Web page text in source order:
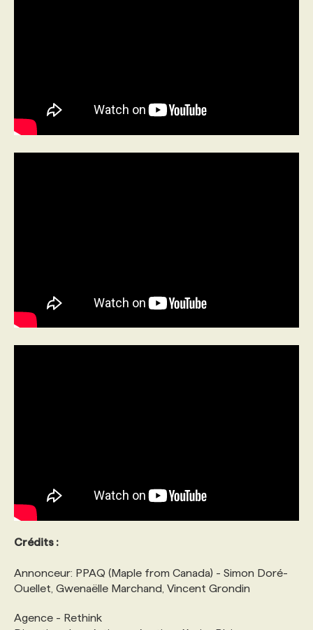
Crédits :
Annonceur: PPAQ (Maple from Canada) - Simon Doré-
Ouellet, Gwenaëlle Marchand, Vincent Grondin
Agence - Rethink